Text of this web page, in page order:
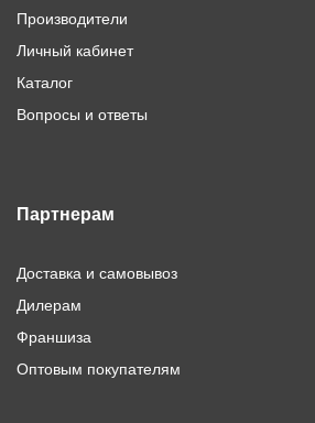
Производители
Личный кабинет
Каталог
Вопросы и ответы
Партнерам
Доставка и самовывоз
Дилерам
Франшиза
Оптовым покупателям